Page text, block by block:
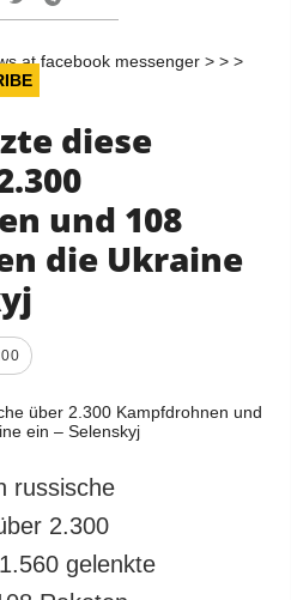
at facebook messenger > > >
diese
und 108
die Ukraine
russische
2.300
gelenkte